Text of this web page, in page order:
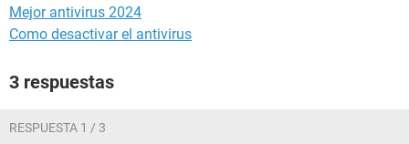
Mejor antivirus 2024
Como desactivar el antivirus
3 respuestas
RESPUESTA 1 / 3